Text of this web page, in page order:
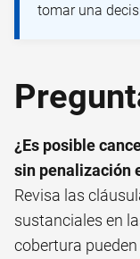
tomar una
¿Es posible
sin penalización
Revisa las
sustanciales en
cobertura